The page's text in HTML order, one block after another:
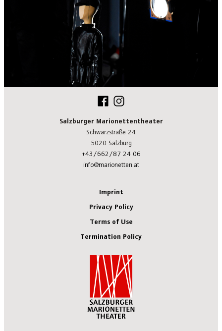
Salzburger Marionettentheater
Schwarzstraße 24
5020 Salzburg
+43/662/87 24 06
info@marionetten.at
Imprint
Privacy Policy
Terms of Use
Termination Policy